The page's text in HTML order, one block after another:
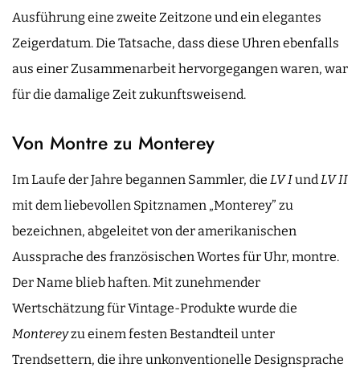
Ausführung eine zweite Zeitzone und ein elegantes
Zeigerdatum. Die Tatsache, dass diese Uhren ebenfalls
aus einer Zusammenarbeit hervorgegangen waren, war
für die damalige Zeit zukunftsweisend.
Von Montre zu Monterey
Im Laufe der Jahre begannen Sammler, die LV Iund LV II
mit dem liebevollen Spitznamen „Monterey” zu
bezeichnen, abgeleitet von der amerikanischen
Aussprache des französischen Wortes für Uhr, montre.
Der Name blieb haften. Mit zunehmender
Wertschätzung für Vintage-Produkte wurde die
Montereyzu einem festen Bestandteil unter
Trendsettern, die ihre unkonventionelle Designsprache